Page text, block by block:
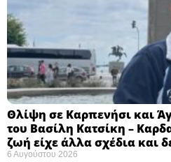
Θλίψη σε Καρπενήσι και
του Βασίλη Κατσίκη –
ζωή είχε άλλα σχέδια και
6 Αυγούστου 2026